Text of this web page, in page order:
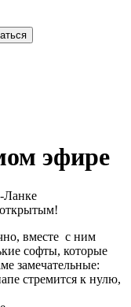
эфире
Ланке
открытым!
вместе с ним
софты, которые
замечательные:
стремится к нулю,